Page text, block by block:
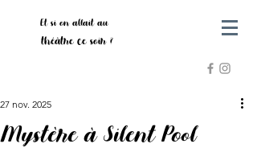
Et si on allait au
théâtre ce soir ?
Mystère à Silent Pool
27 nov. 2025